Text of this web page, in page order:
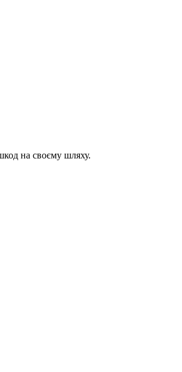
на своєму шляху.